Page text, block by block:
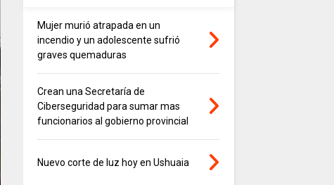
Mujer murió atrapada en un
incendio y un adolescente sufrió
graves quemaduras
Crean una Secretaría de
Ciberseguridad para sumar mas
funcionarios al gobierno provincial
Nuevo corte de luz hoy en Ushuaia